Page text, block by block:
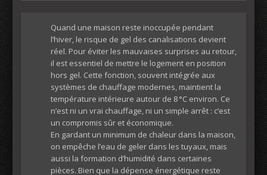
Quand une maison reste inoccupée pendant
l’hiver, le risque de gel des canalisations devient
réel. Pour éviter les mauvaises surprises au retour,
il est essentiel de mettre le logement en position
hors gel. Cette fonction, souvent intégrée aux
systèmes de chauffage modernes, maintient la
température intérieure autour de 8 °C environ. Ce
n’est ni un vrai chauffage, ni un simple arrêt : c’est
un compromis sûr et économique.
En gardant un minimum de chaleur dans la maison,
on empêche l’eau de geler dans les tuyaux, mais
aussi la formation d’humidité dans certaines
pièces. Bien que la dépense énergétique reste